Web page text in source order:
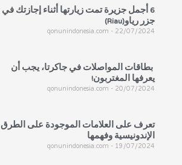
6 أجمل جزيرة تمت زيارتها أثناء إجازتك في
جزر رياو(Riau)
qonunindonesia.com 22/07/2024
بطاقات المواصلات في جاكرتا، يجب أن
يعرفها المغتربون!
qonunindonesia.com 20/07/2024
تعرف على العلامات الموجودة على الطرق
الإندونيسية وفهمها
qonunindonesia.com 19/07/2024